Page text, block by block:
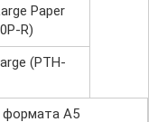
Paper
R)
(PTH-
формата А5